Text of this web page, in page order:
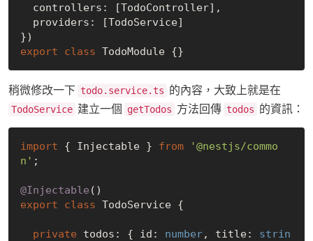
export
class
稍微修改一下 todo.service.ts 的內容，大致上就是在
TodoService 建立一個 getTodos 方法回傳 todos 的資訊：
import { Injectable } from
'@nestjs/commo
n' ;
@Injectable
export
class TodoService {
private todos: { id: number, title: strin